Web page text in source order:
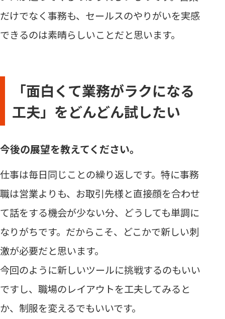
だけでなく事務も、セールスのやりがいを実感
できるのは素晴らしいことだと思います。
「面白くて業務がラクになる
工夫」をどんどん試したい
今後の展望を教えてください。
仕事は毎日同じことの繰り返しです。特に事務
職は営業よりも、お取引先様と直接顔を合わせ
て話をする機会が少ない分、どうしても単調に
なりがちです。だからこそ、どこかで新しい刺
激が必要だと思います。
今回のように新しいツールに挑戦するのもいい
ですし、職場のレイアウトを工夫してみると
か、制服を変えるでもいいです。